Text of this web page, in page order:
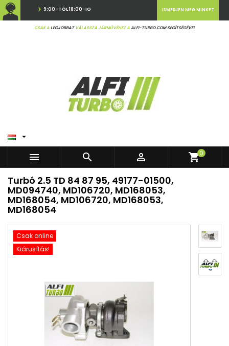
9:00-TÓL 18:00-IG
CSAK ALEGJOBBATVÁLASSZA JÁRMŰVÉHEZ AALFI-TURBO.COM SEGÍTSÉGÉVEL
ISMERJEN MEG MINKET

   shopping_cart0
Turbó 2.5 TD 84 87 95, 49177-01500,
MD094740, MD106720, MD168053,
MD168054, MD106720, MD168053,
MD168054
Csak online
Kiárusítás!